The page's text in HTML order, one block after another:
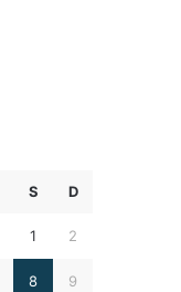
S D
1 2
8 9